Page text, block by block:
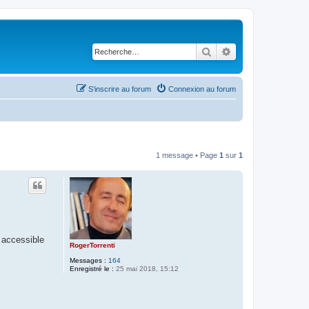
Rechercher
Connexion au forum
S’inscrire au forum
1 message • Page 1 sur 1
RogerTorrenti
Messages : 164
Enregistré le : 25 mai 2018, 15:12